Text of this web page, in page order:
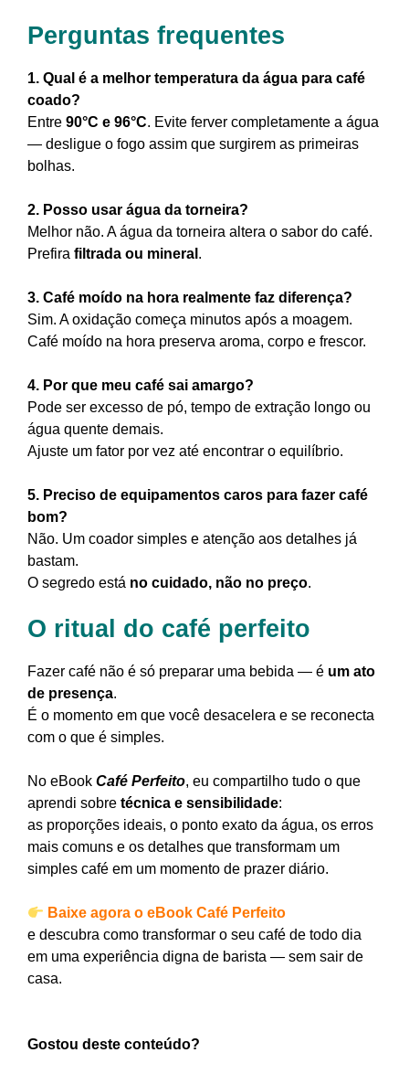
Perguntas frequentes
1. Qual é a melhor temperatura da água para café
coado?
Entre 90°C e 96°C. Evite ferver completamente a água
— desligue o fogo assim que surgirem as primeiras
bolhas.
2. Posso usar água da torneira?
Melhor não. A água da torneira altera o sabor do café.
Prefira filtrada ou mineral .
3. Café moído na hora realmente faz diferença?
Sim. A oxidação começa minutos após a moagem.
Café moído na hora preserva aroma, corpo e frescor.
4. Por que meu café sai amargo?
Pode ser excesso de pó, tempo de extração longo ou
água quente demais.
Ajuste um fator por vez até encontrar o equilíbrio.
5. Preciso de equipamentos caros para fazer café
bom?
Não. Um coador simples e atenção aos detalhes já
bastam.
O segredo está no cuidado, não no preço.
O ritual do café perfeito
Fazer café não é só preparar uma bebida — é um ato
de presença.
É o momento em que você desacelera e se reconecta
com o que é simples.
No eBook Café Perfeito, eu compartilho tudo o que
aprendi sobre técnica e sensibilidade:
as proporções ideais, o ponto exato da água, os erros
mais comuns e os detalhes que transformam um
simples café em um momento de prazer diário.
Baixe agora o eBook Café Perfeito
e descubra como transformar o seu café de todo dia
em uma experiência digna de barista — sem sair de
casa.
Gostou deste conteúdo?